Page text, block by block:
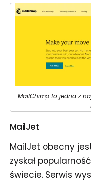
MailChimp to jedna z
MailJet
MailJet obecny
zyskał
świecie. Serwis